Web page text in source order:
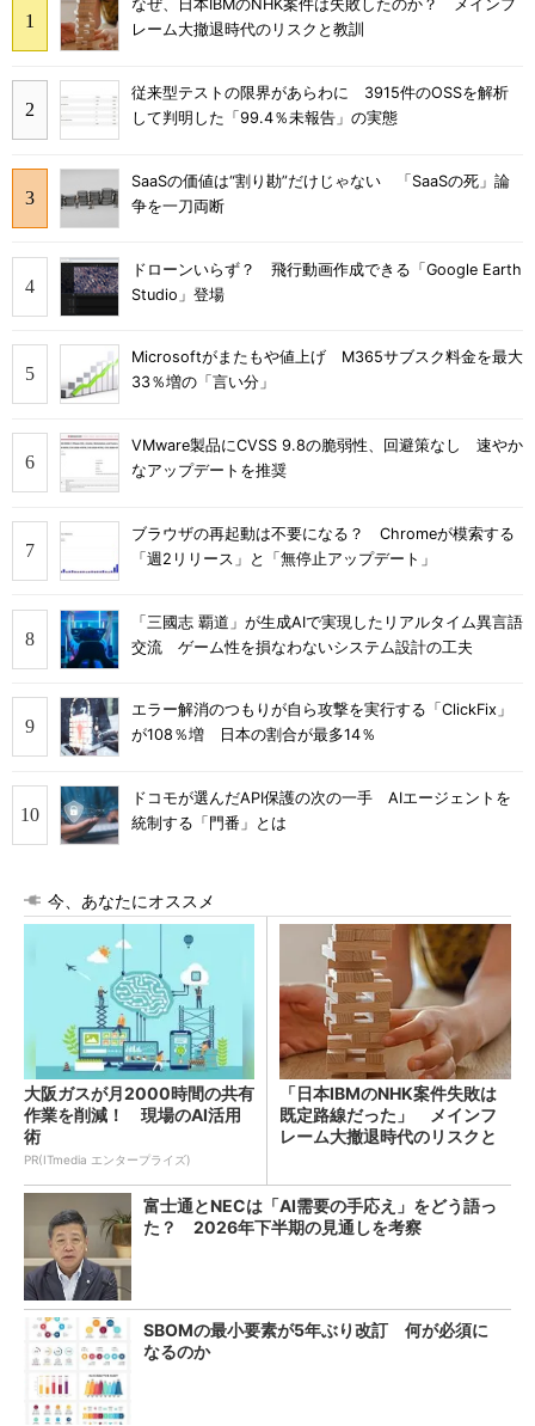
なぜ、日本IBMのNHK案件は失敗したのか？ メインフ
レーム大撤退時代のリスクと教訓
従来型テストの限界があらわに 3915件のOSSを解析
して判明した「99.4％未報告」の実態
SaaSの価値は“割り勘”だけじゃない 「SaaSの死」論
争を一刀両断
ドローンいらず？ 飛行動画作成できる「Google Earth
Studio」登場
Microsoftがまたもや値上げ M365サブスク料金を最大
33％増の「言い分」
VMware製品にCVSS 9.8の脆弱性、回避策なし 速やか
なアップデートを推奨
ブラウザの再起動は不要になる？ Chromeが模索する
「週2リリース」と「無停止アップデート」
「三國志 覇道」が生成AIで実現したリアルタイム異言語
交流 ゲーム性を損なわないシステム設計の工夫
エラー解消のつもりが自ら攻撃を実行する「ClickFix」
が108％増 日本の割合が最多14％
ドコモが選んだAPI保護の次の一手 AIエージェントを
統制する「門番」とは
今、あなたにオススメ
大阪ガスが月2000時間の共有
作業を削減！ 現場のAI活用
術
PR(ITmedia エンタープライズ)
「日本IBMのNHK案件失敗は
既定路線だった」 メインフ
レーム大撤退時代のリスクと
富士通とNECは「AI需要の手応え」をどう語っ
た？ 2026年下半期の見通しを考察
SBOMの最小要素が5年ぶり改訂 何が必須に
なるのか